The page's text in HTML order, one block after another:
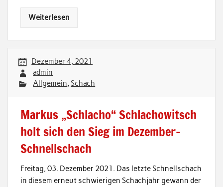
Weiterlesen
Dezember 4, 2021
admin
Allgemein,Schach
Markus „Schlacho“ Schlachowitsch
holt sich den Sieg im Dezember-
Schnellschach
Freitag, 03. Dezember 2021. Das letzte Schnellschach
in diesem erneut schwierigen Schachjahr gewann der